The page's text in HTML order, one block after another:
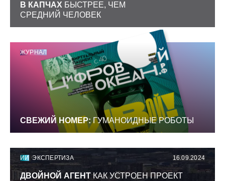
В КАПЧАХ БЫСТРЕЕ, ЧЕМ
СРЕДНИЙ ЧЕЛОВЕК
ЖУРНАЛ
СВЕЖИЙ НОМЕР: ГУМАНОИДНЫЕ РОБОТЫ
ИИ ЭКСПЕРТИЗА 16.09.2024
ДВОЙНОЙ АГЕНТКАК УСТРОЕН ПРОЕКТ